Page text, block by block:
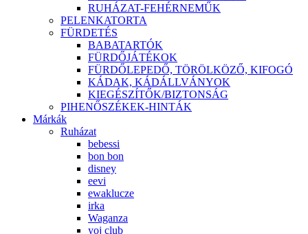
RUHÁZAT-FEHÉRNEMŰK
PELENKATORTA
FÜRDETÉS
BABATARTÓK
FÜRDŐJÁTÉKOK
FÜRDŐLEPEDŐ, TÖRÖLKÖZŐ, KIFOGÓ
KÁDAK, KÁDÁLLVÁNYOK
KIEGÉSZÍTŐK/BIZTONSÁG
PIHENŐSZÉKEK-HINTÁK
Márkák
Ruházat
bebessi
bon bon
disney
eevi
ewaklucze
irka
Waganza
yoj club